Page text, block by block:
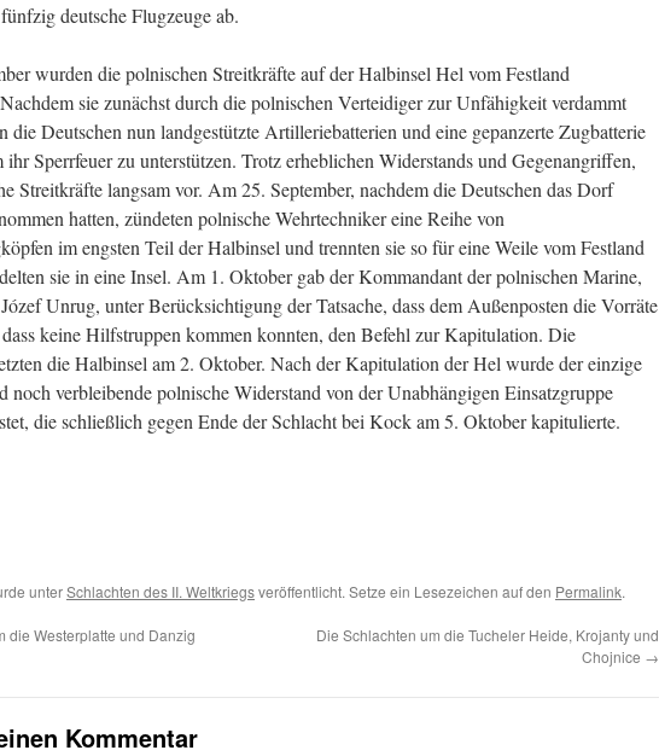
deutsche Flugzeuge ab.
wurden die polnischen Streitkräfte auf der Halbinsel Hel vom Festland
sie zunächst durch die polnischen Verteidiger zur Unfähigkeit verdammt
die Deutschen nun landgestützte Artilleriebatterien und eine gepanzerte Zugbatterie
ihr Sperrfeuer zu unterstützen. Trotz erheblichen Widerstands und Gegenangriffen,
Streitkräfte langsam vor. Am 25. September, nachdem die Deutschen das Dorf
hatten, zündeten polnische Wehrtechniker eine Reihe von
im engsten Teil der Halbinsel und trennten sie so für eine Weile vom Festland
sie in eine Insel. Am 1. Oktober gab der Kommandant der polnischen Marine,
Unrug, unter Berücksichtigung der Tatsache, dass dem Außenposten die Vorräte
keine Hilfstruppen kommen konnten, den Befehl zur Kapitulation. Die
die Halbinsel am 2. Oktober. Nach der Kapitulation der Hel wurde der einzige
noch verbleibende polnische Widerstand von der Unabhängigen Einsatzgruppe
die schließlich gegen Ende der Schlacht bei Kock am 5. Oktober kapitulierte.
unterSchlachten des II. Weltkriegsveröffentlicht. Setze ein Lesezeichen auf den Permalink.
die Westerplatte und Danzig
Die Schlachten um die Tucheler Heide, Krojanty und
Chojnice →
Kommentar